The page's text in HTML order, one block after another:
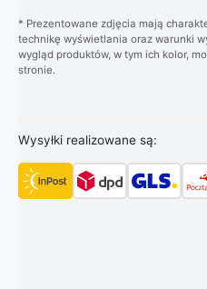
* Prezentowane zdjęcia mają
technikę wyświetlania oraz warunki
wygląd produktów, w tym ich kolor,
stronie.
Wysyłki realizowane są: